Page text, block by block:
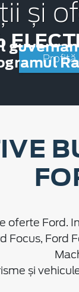
și
Profită
Ford.
Focus,
și